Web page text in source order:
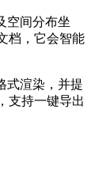
空间分布坐
档，它会智能
式渲染，并提
支持一键导出